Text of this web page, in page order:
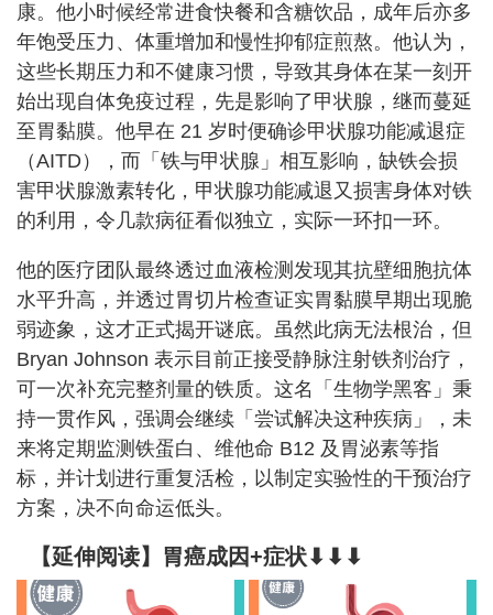
康。他小时候经常进食快餐和含糖饮品，成年后亦多
年饱受压力、体重增加和慢性抑郁症煎熬。他认为，
这些长期压力和不健康习惯，导致其身体在某一刻开
始出现自体免疫过程，先是影响了甲状腺，继而蔓延
至胃黏膜。他早在 21 岁时便确诊甲状腺功能减退症
（AITD），而「铁与甲状腺」相互影响，缺铁会损
害甲状腺激素转化，甲状腺功能减退又损害身体对铁
的利用，令几款病征看似独立，实际一环扣一环。
他的医疗团队最终透过血液检测发现其抗壁细胞抗体
水平升高，并透过胃切片检查证实胃黏膜早期出现脆
弱迹象，这才正式揭开谜底。虽然此病无法根治，但
Bryan Johnson 表示目前正接受静脉注射铁剂治疗，
可一次补充完整剂量的铁质。这名「生物学黑客」秉
持一贯作风，强调会继续「尝试解决这种疾病」，未
来将定期监测铁蛋白、维他命 B12 及胃泌素等指
标，并计划进行重复活检，以制定实验性的干预治疗
方案，决不向命运低头。
【延伸阅读】胃癌成因+症状⬇⬇⬇